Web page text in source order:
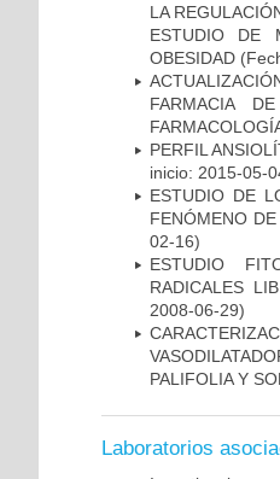
LA
ESTUDIO DE
OBESIDAD
FARMACIA
PERFIL
inicio: 2015-05-
ESTUDIO DE
FENÓMENO
02-16)
ESTUDIO
RADICALES
2008-06-29)
PALIFOLIA Y
Laboratorios